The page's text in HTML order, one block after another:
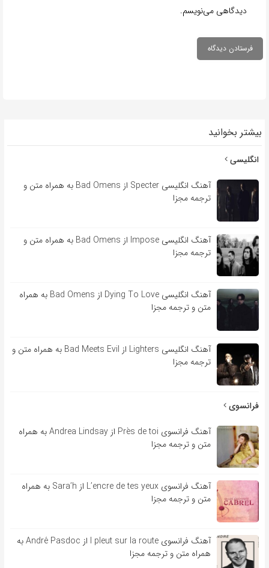
دیدگاهی می‌نویسم.
بیشتر بخوانید
انگلیسی
آهنگ انگلیسی Specter از Bad Omens به همراه متن و
ترجمه مجزا
آهنگ انگلیسی Impose از Bad Omens به همراه متن و
ترجمه مجزا
آهنگ انگلیسی Dying To Love از Bad Omens به همراه
متن و ترجمه مجزا
آهنگ انگلیسی Lighters از Bad Meets Evil به همراه متن و
ترجمه مجزا
فرانسوی
آهنگ فرانسوی Près de toi از Andrea Lindsay به همراه
متن و ترجمه مجزا
آهنگ فرانسوی L’encre de tes yeux از Sara’h به همراه
متن و ترجمه مجزا
آهنگ فرانسوی l pleut sur la route از André Pasdoc به
همراه متن و ترجمه مجزا